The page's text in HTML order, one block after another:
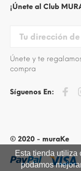
¡Únete al Club
Únete y te
compra
Síguenos En:
© 2020 - muraKe
Esta tienda utiliza
podamos